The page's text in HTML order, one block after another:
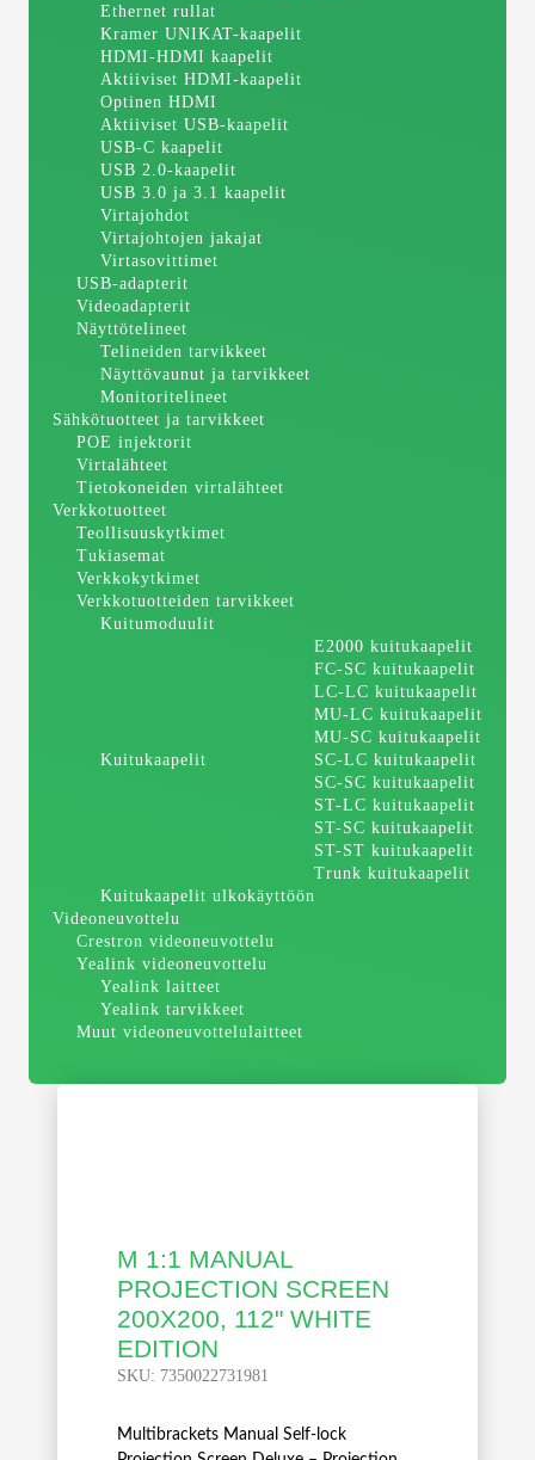
Ethernet rullat
Kramer UNIKAT-kaapelit
HDMI-HDMI kaapelit
Aktiiviset HDMI-kaapelit
Optinen HDMI
Aktiiviset USB-kaapelit
USB-C kaapelit
USB 2.0-kaapelit
USB 3.0 ja 3.1 kaapelit
Virtajohdot
Virtajohtojen jakajat
Virtasovittimet
USB-adapterit
Videoadapterit
Näyttötelineet
Telineiden tarvikkeet
Näyttövaunut ja tarvikkeet
Monitoritelineet
Sähkötuotteet ja tarvikkeet
POE injektorit
Virtalähteet
Tietokoneiden virtalähteet
Verkkotuotteet
Teollisuuskytkimet
Tukiasemat
Verkkokytkimet
Verkkotuotteiden tarvikkeet
Kuitumoduulit
Kuitukaapelit
E2000 kuitukaapelit
FC-SC kuitukaapelit
LC-LC kuitukaapelit
MU-LC kuitukaapelit
MU-SC kuitukaapelit
SC-LC kuitukaapelit
SC-SC kuitukaapelit
ST-LC kuitukaapelit
ST-SC kuitukaapelit
ST-ST kuitukaapelit
Trunk kuitukaapelit
Kuitukaapelit ulkokäyttöön
Videoneuvottelu
Crestron videoneuvottelu
Yealink videoneuvottelu
Yealink laitteet
Yealink tarvikkeet
Muut videoneuvottelulaitteet
M 1:1 MANUAL
PROJECTION SCREEN
200X200, 112" WHITE
EDITION
SKU: 7350022731981
Multibrackets Manual Self-lock